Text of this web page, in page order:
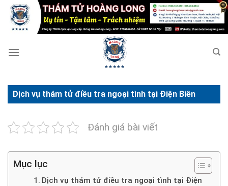
qua
Dịch vụ thám tử điều tra ngoại tình tại Điện Biên
Đánh giá bài viết
Mục lục
Dịch vụ thám tử điều tra ngoại tình tại Điện